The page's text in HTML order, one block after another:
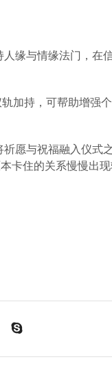
缘与情缘法门，在
加持，可帮助增强
愿与祝福融入仪式
卡住的关系慢慢出现